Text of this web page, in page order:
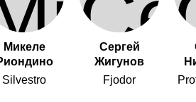
и Сильвестро –
– «друзья», а то и просто
Иногда их судьбы
– идут параллельно. Должно
прежде чем между ними
как казалось, противоречия,
Микеле
Silvestro
Сергей
Жигунов
Fjodor